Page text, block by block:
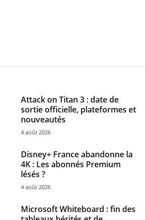
Attack on Titan 3 : date de
sortie officielle, plateformes et
nouveautés
4 août 2026
Disney+ France abandonne la
4K : Les abonnés Premium
lésés ?
4 août 2026
Microsoft Whiteboard : fin des